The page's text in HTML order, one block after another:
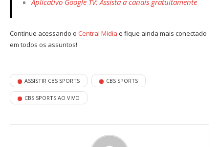
Aplicativo Google TV: Assista a canais gratuitamente
Continue acessando o Central Midia e fique ainda mais conectado
em todos os assuntos!
ASSISTIR CBS SPORTS CBS SPORTS
CBS SPORTS AO VIVO